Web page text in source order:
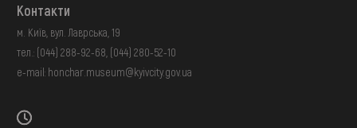
Контакти
м. Київ, вул. Лаврська, 19
тел.: (044) 288-92-68 (044) 280-52-10
e-mail: honchar.museum@kyivcity.gov.ua